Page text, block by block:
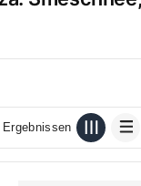
Ergebnissen